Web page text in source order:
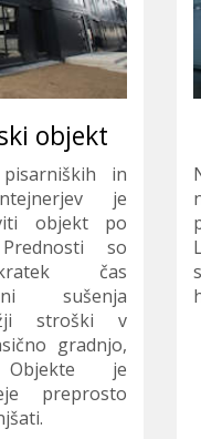
objekt
in
je
objekt po
so
čas
sušenja
stroški v
gradnjo,
Objekte je
preprosto